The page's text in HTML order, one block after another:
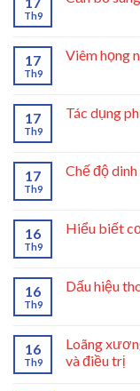
Th9
17
Th9
Viêm họng
17
Th9
Tác dụng
17
Th9
Chế độ
16
Th9
Hiểu biết
16
Th9
Dấu hiệu
16
Th9
Loãng
và điều trị